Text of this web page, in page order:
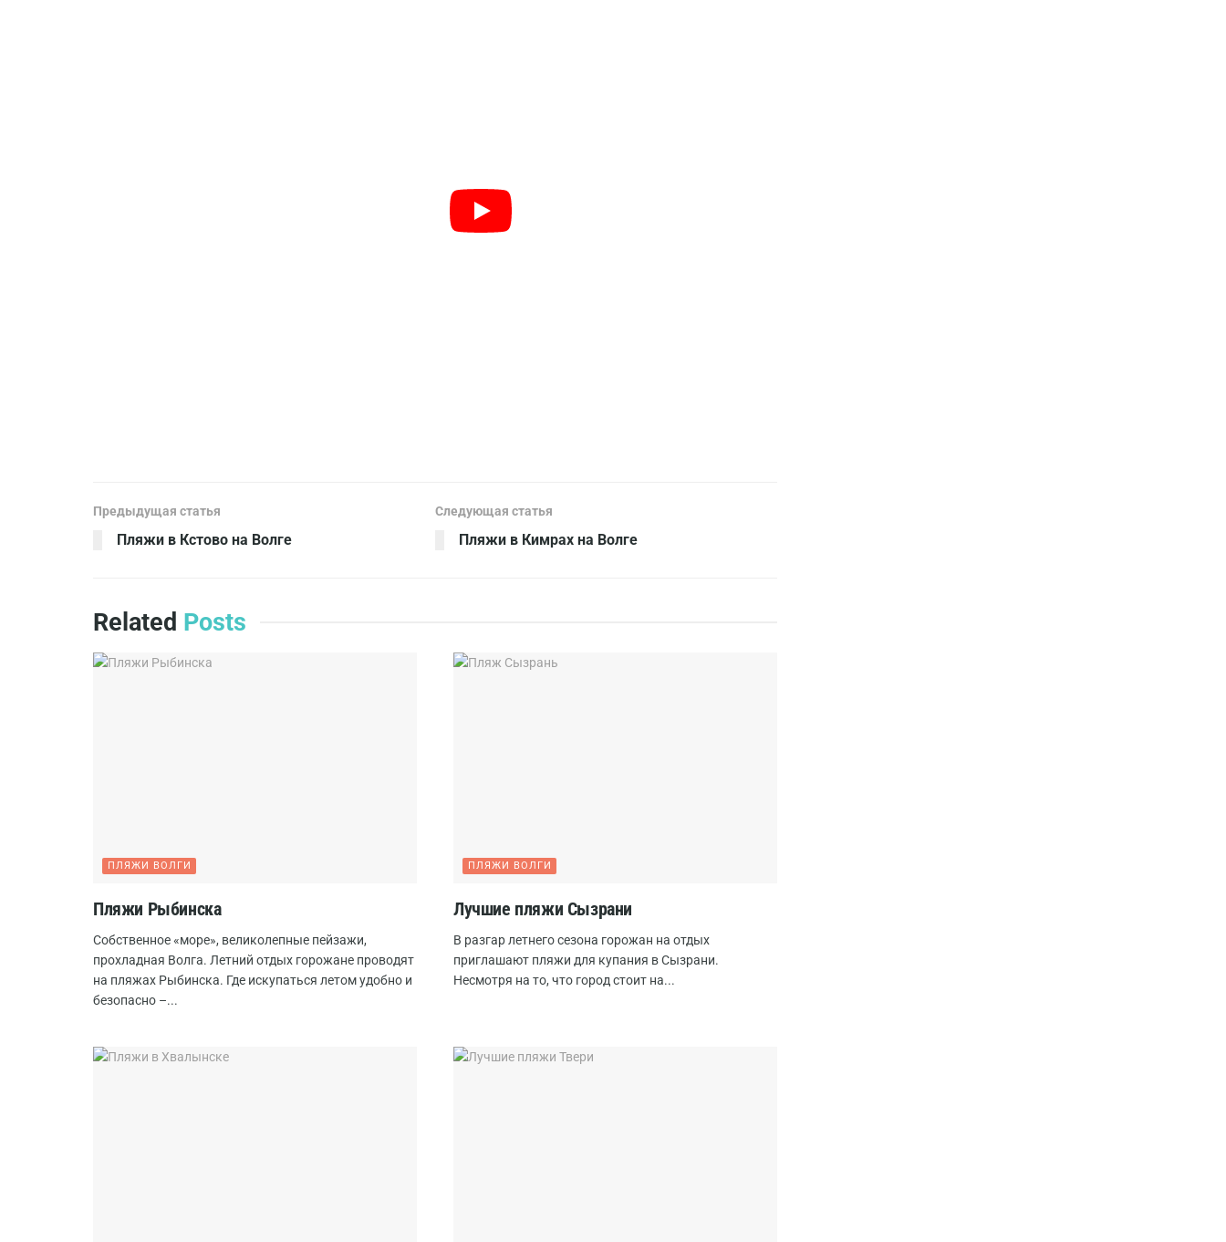
Предыдущая статья
Пляжи в Кстово на Волге
Следующая статья
Пляжи в Кимрах на Волге
Related Posts
ПЛЯЖИ ВОЛГИ
Пляжи Рыбинска
Собственное «море», великолепные пейзажи,
прохладная Волга. Летний отдых горожане проводят
на пляжах Рыбинска. Где искупаться летом удобно и
безопасно –...
ПЛЯЖИ ВОЛГИ
Лучшие пляжи Сызрани
В разгар летнего сезона горожан на отдых
приглашают пляжи для купания в Сызрани.
Несмотря на то, что город стоит на...